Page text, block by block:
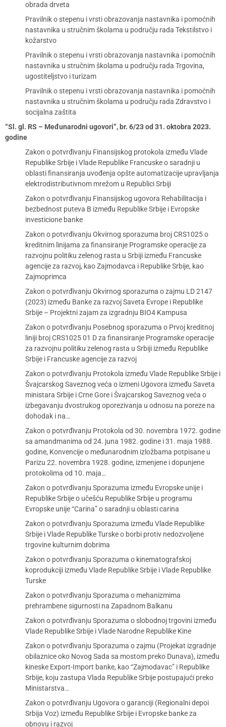
obrada drveta
Pravilnik o stepenu i vrsti obrazovanja nastavnika i pomoćnih
nastavnika u stručnim školama u području rada Tekstilstvo i
kožarstvo
Pravilnik o stepenu i vrsti obrazovanja nastavnika i pomoćnih
nastavnika u stručnim školama u području rada Trgovina,
ugostiteljstvo i turizam
Pravilnik o stepenu i vrsti obrazovanja nastavnika i pomoćnih
nastavnika u stručnim školama u području rada Zdravstvo i
socijalna zaštita
“Sl. gl. RS – Međunarodni ugovori”, br. 6/23 od 31. oktobra 2023.
godine
Zakon o potvrđivanju Finansijskog protokola između Vlade
Republike Srbije i Vlade Republike Francuske o saradnji u
oblasti finansiranja uvođenja opšte automatizacije upravljanja
elektrodistributivnom mrežom u Republici Srbiji
Zakon o potvrđivanju Finansijskog ugovora Rehabilitacija i
bezbednost puteva B između Republike Srbije i Evropske
investicione banke
Zakon o potvrđivanju Okvirnog sporazuma broj CRS1025 o
kreditnim linijama za finansiranje Programske operacije za
razvojnu politiku zelenog rasta u Srbiji između Francuske
agencije za razvoj, kao Zajmodavca i Republike Srbije, kao
Zajmoprimca
Zakon o potvrđivanju Okvirnog sporazuma o zajmu LD 2147
(2023) između Banke za razvoj Saveta Evrope i Republike
Srbije – Projektni zajam za izgradnju BIO4 Kampusa
Zakon o potvrđivanju Posebnog sporazuma o Prvoj kreditnoj
liniji broj CRS1025 01 D za finansiranje Programske operacije
za razvojnu politiku zelenog rasta u Srbiji između Republike
Srbije i Francuske agencije za razvoj
Zakon o potvrđivanju Protokola između Vlade Republike Srbije i
Švajcarskog Saveznog veća o izmeni Ugovora između Saveta
ministara Srbije i Crne Gore i Švajcarskog Saveznog veća o
izbegavanju dvostrukog oporezivanja u odnosu na poreze na
dohodak i na…
Zakon o potvrđivanju Protokola od 30. novembra 1972. godine
sa amandmanima od 24. juna 1982. godine i 31. maja 1988.
godine, Konvencije o međunarodnim izložbama potpisane u
Parizu 22. novembra 1928. godine, izmenjene i dopunjene
protokolima od 10. maja…
Zakon o potvrđivanju Sporazuma između Evropske unije i
Republike Srbije o učešću Republike Srbije u programu
Evropske unije “Carina” o saradnji u oblasti carina
Zakon o potvrđivanju Sporazuma između Vlade Republike
Srbije i Vlade Republike Turske o borbi protiv nedozvoljene
trgovine kulturnim dobrima
Zakon o potvrđivanju Sporazuma o kinematografskoj
koprodukciji između Vlade Republike Srbije i Vlade Republike
Turske
Zakon o potvrđivanju Sporazuma o mehanizmima
prehrambene sigurnosti na Zapadnom Balkanu
Zakon o potvrđivanju Sporazuma o slobodnoj trgovini između
Vlade Republike Srbije i Vlade Narodne Republike Kine
Zakon o potvrđivanju Sporazuma o zajmu (Projekat izgradnje
obilaznice oko Novog Sada sa mostom preko Dunava), između
kineske Export-Import banke, kao “Zajmodavac” i Republike
Srbije, koju zastupa Vlada Republike Srbije postupajući preko
Ministarstva…
Zakon o potvrđivanju Ugovora o garanciji (Regionalni depoi
Srbija Voz) između Republike Srbije i Evropske banke za
obnovu i razvoj